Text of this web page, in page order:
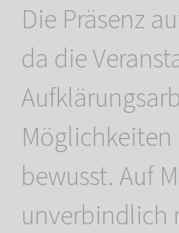
Die Präsenz
da die
bewusst. Auf
unverbindlich